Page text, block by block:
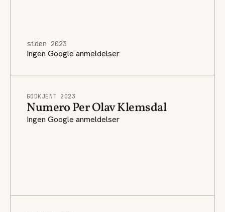
siden 2023
Ingen Google anmeldelser
GODKJENT 2023
Numero Per Olav Klemsdal
Ingen Google anmeldelser